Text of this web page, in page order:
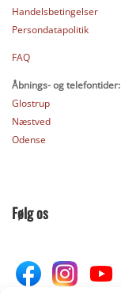
Handelsbetingelser
Persondatapolitik
FAQ
Åbnings- og telefontider:
Glostrup
Næstved
Odense
Følg os